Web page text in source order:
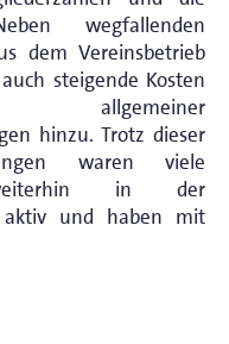
wegfallenden
dem Vereinsbetrieb
steigende Kosten
allgemeiner
hinzu. Trotz dieser
waren viele
in der
aktiv und haben mit